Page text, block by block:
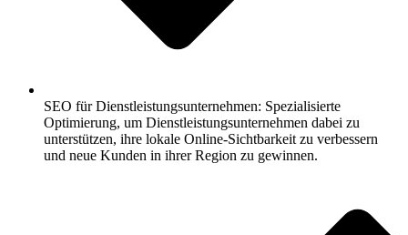
SEO für Dienstleistungsunternehmen: Spezialisierte
Optimierung, um Dienstleistungsunternehmen dabei zu
unterstützen, ihre lokale Online-Sichtbarkeit zu verbessern
und neue Kunden in ihrer Region zu gewinnen.